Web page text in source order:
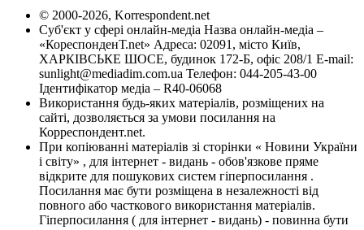
© 2000-2026, Korrespondent.net
Суб'єкт у сфері онлайн-медіа Назва онлайн-медіа –
«КореспонденТ.net» Адреса: 02091, місто Київ,
ХАРКІВСЬКЕ ШОСЕ, будинок 172-Б, офіс 208/1 E-mail:
sunlight@mediadim.com.ua Телефон: 044-205-43-00
Ідентифікатор медіа – R40-06068
Використання будь-яких матеріалів, розміщених на
сайті, дозволяється за умови посилання на
Корреспондент.net.
При копіюванні матеріалів зі сторінки « Новини України
і світу» , для інтернет - видань - обов'язкове пряме
відкрите для пошукових систем гіперпосилання .
Посилання має бути розміщена в незалежності від
повного або часткового використання матеріалів.
Гіперпосилання ( для інтернет - видань) - повинна бути